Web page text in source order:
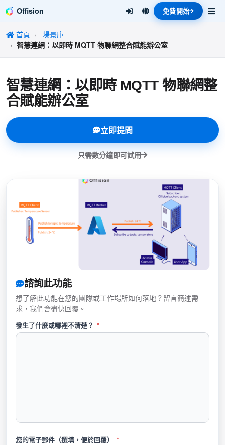
Offision 免費開始
首頁
場景庫
智慧連網：以即時 MQTT 物聯網整合賦能辦公室
智慧連網：以即時 MQTT 物聯網整
合賦能辦公室
立即提問
只需數分鐘即可試用
諮詢此功能
想了解此功能在您的團隊或工作場所如何落地？留言簡述需
求，我們會盡快回覆。
發生了什麼或哪裡不清楚？ *
您的電子郵件（選填，便於回覆） *